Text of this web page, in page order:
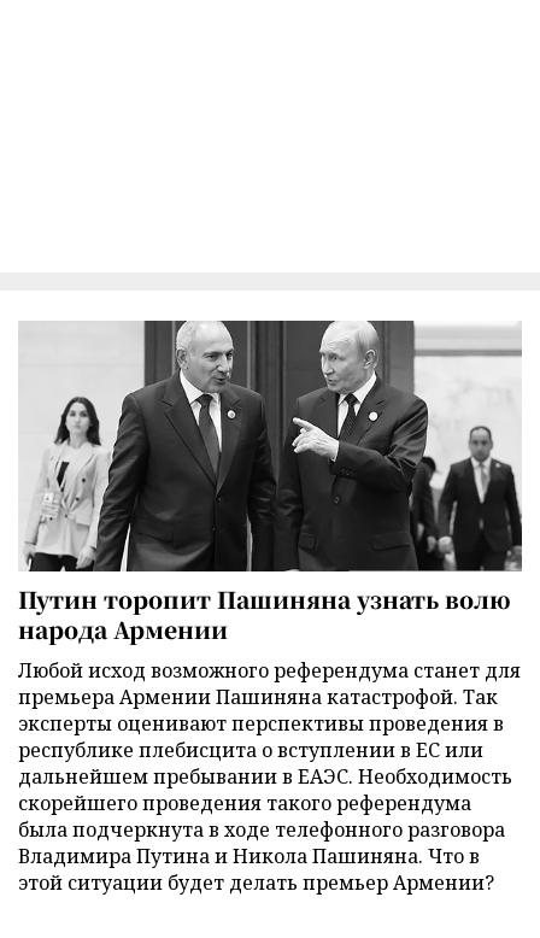
Путин торопит Пашиняна узнать волю
народа Армении
Любой исход возможного референдума станет для
премьера Армении Пашиняна катастрофой. Так
эксперты оценивают перспективы проведения в
республике плебисцита о вступлении в ЕС или
дальнейшем пребывании в ЕАЭС. Необходимость
скорейшего проведения такого референдума
была подчеркнута в ходе телефонного разговора
Владимира Путина и Никола Пашиняна. Что в
этой ситуации будет делать премьер Армении?